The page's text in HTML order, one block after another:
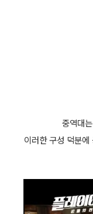
중역대
이러한 구성 덕분